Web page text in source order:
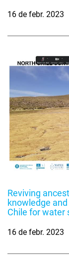
16 de febr. 2023
Reviving
knowledge
Chile for water
16 de febr. 2023